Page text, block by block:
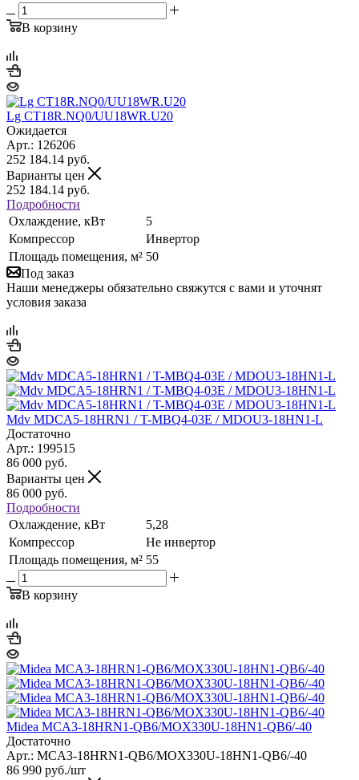
В корзину
Lg CT18R.NQ0/UU18WR.U20
Ожидается
Арт.: 126206
252 184.14 руб.
Варианты цен
252 184.14 руб.
Подробности
Охлаждение, кВт
5
Компрессор
Инвертор
Площадь помещения, м² 50
Под заказ
Наши менеджеры обязательно свяжутся с вами и уточнят
условия заказа
Mdv MDCA5-18HRN1 / T-MBQ4-03E / MDOU3-18HN1-L
Достаточно
Арт.: 199515
86 000 руб.
Варианты цен
86 000 руб.
Подробности
Охлаждение, кВт
5,28
Компрессор
Не инвертор
Площадь помещения, м² 55
В корзину
Midea MCA3-18HRN1-QB6/MOX330U-18HN1-QB6/-40
Достаточно
Арт.: MCA3-18HRN1-QB6/MOX330U-18HN1-QB6/-40
86 990 руб./шт